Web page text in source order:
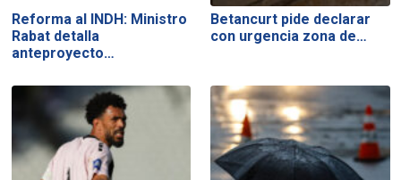
Reforma al INDH: Ministro
Rabat detalla
anteproyecto…
Betancurt pide declarar
con urgencia zona de…